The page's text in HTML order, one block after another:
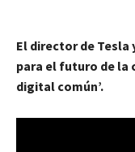
El director de Tesla
para el futuro de la
digital común’.